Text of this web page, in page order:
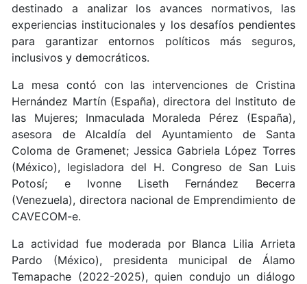
destinado a analizar los avances normativos, las
experiencias institucionales y los desafíos pendientes
para garantizar entornos políticos más seguros,
inclusivos y democráticos.
La mesa contó con las intervenciones de Cristina
Hernández Martín (España), directora del Instituto de
las Mujeres; Inmaculada Moraleda Pérez (España),
asesora de Alcaldía del Ayuntamiento de Santa
Coloma de Gramenet; Jessica Gabriela López Torres
(México), legisladora del H. Congreso de San Luis
Potosí; e Ivonne Liseth Fernández Becerra
(Venezuela), directora nacional de Emprendimiento de
CAVECOM-e.
La actividad fue moderada por Blanca Lilia Arrieta
Pardo (México), presidenta municipal de Álamo
Temapache (2022-2025), quien condujo un diálogo